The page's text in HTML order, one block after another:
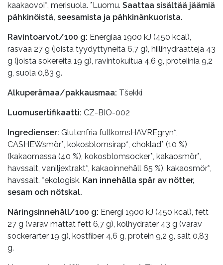
kaakaovoi*, merisuola. *Luomu. Saattaa sisältää jäämiä
pähkinöistä, seesamista ja pähkinänkuorista.
Ravintoarvot/100 g: Energiaa 1900 kJ (450 kcal),
rasvaa 27 g (joista tyydyttyneitä 6,7 g), hiilihydraatteja 43
g (joista sokereita 19 g), ravintokuitua 4,6 g, proteiinia 9,2
g, suola 0,83 g.
Alkuperämaa/pakkausmaa: Tšekki
Luomusertifikaatti: CZ-BIO-002
Ingredienser: Glutenfria fullkornsHAVREgryn*,
CASHEWsmör*, kokosblomsirap*, choklad* (10 %)
(kakaomassa (40 %), kokosblomsocker*, kakaosmör*,
havssalt, vaniljextrakt*, kakaoinnehåll 65 %), kakaosmör*,
havssalt. *ekologisk. Kan innehålla spår av nötter,
sesam och nötskal.
Näringsinnehåll/100 g: Energi 1900 kJ (450 kcal), fett
27 g (varav mättat fett 6,7 g), kolhydrater 43 g (varav
sockerarter 19 g), kostfiber 4,6 g, protein 9,2 g, salt 0,83
g.